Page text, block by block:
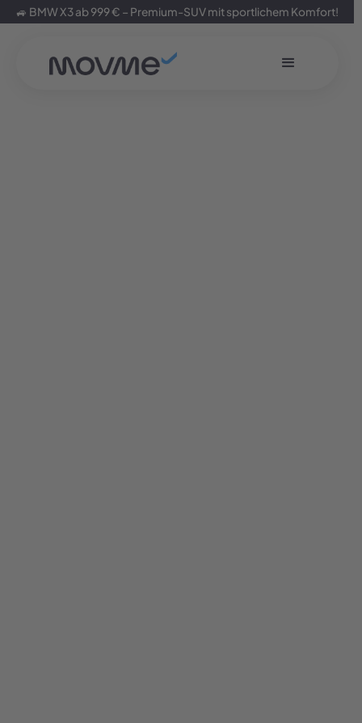
🚙 BMW X3 ab 999 € – Premium-SUV mit sportlichem Komfort!